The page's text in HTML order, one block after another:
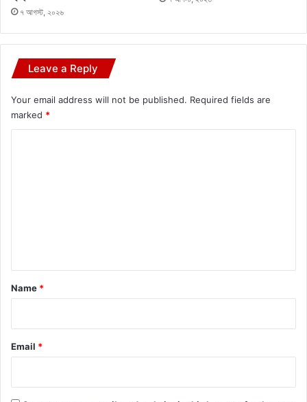
৭ আগস্ট, ২০২৬
Leave a Reply
Your email address will not be published. Required fields are
marked *
*
Name *
Email *